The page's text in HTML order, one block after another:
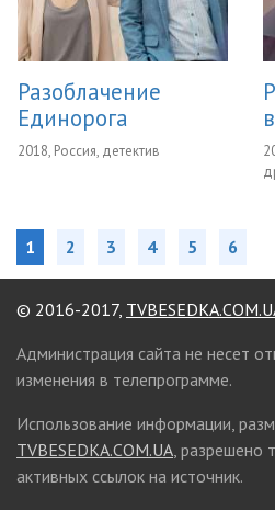
Разоблачение
Единорога
2018, Россия, детектив
1 2 3 4 5 6
© 2016-2017,
Администрация сайта не несет
изменения в телепрограмме.
Использование информации,
TVBESEDKA.COM.UA , разрешено
активных ссылок на источник.